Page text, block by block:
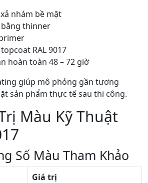
nhám bề mặt
bằng thinner
RAL 9017
hoàn toàn 48 – 72 giờ
giúp mô phỏng gần tương
sản phẩm thực tế sau thi công.
Màu Kỹ Thuật
Số Màu Tham Khảo
Giá trị